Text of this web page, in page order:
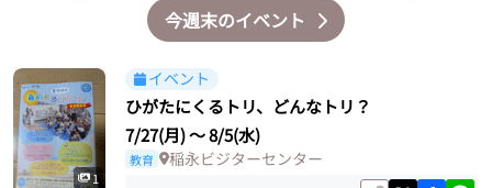
今週末のイベント
1
イベント
ひがたにくるトリ、どんなトリ？
7/27(月)〜8/5(水)
教育 稲永ビジターセンター